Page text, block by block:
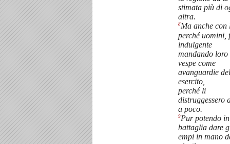
stimata più di
altra.
8Ma anche con
perché uomini,
indulgente
mandando loro
vespe come
avanguardie
esercito,
perché li
distruggessero
a poco.
9Pur potendo in
battaglia dare
empi in mano